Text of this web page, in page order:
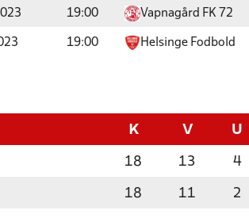
19:00 Vapnagård FK 72
19:00 Helsinge Fodbold
K V U
18 13 4
18 11 2